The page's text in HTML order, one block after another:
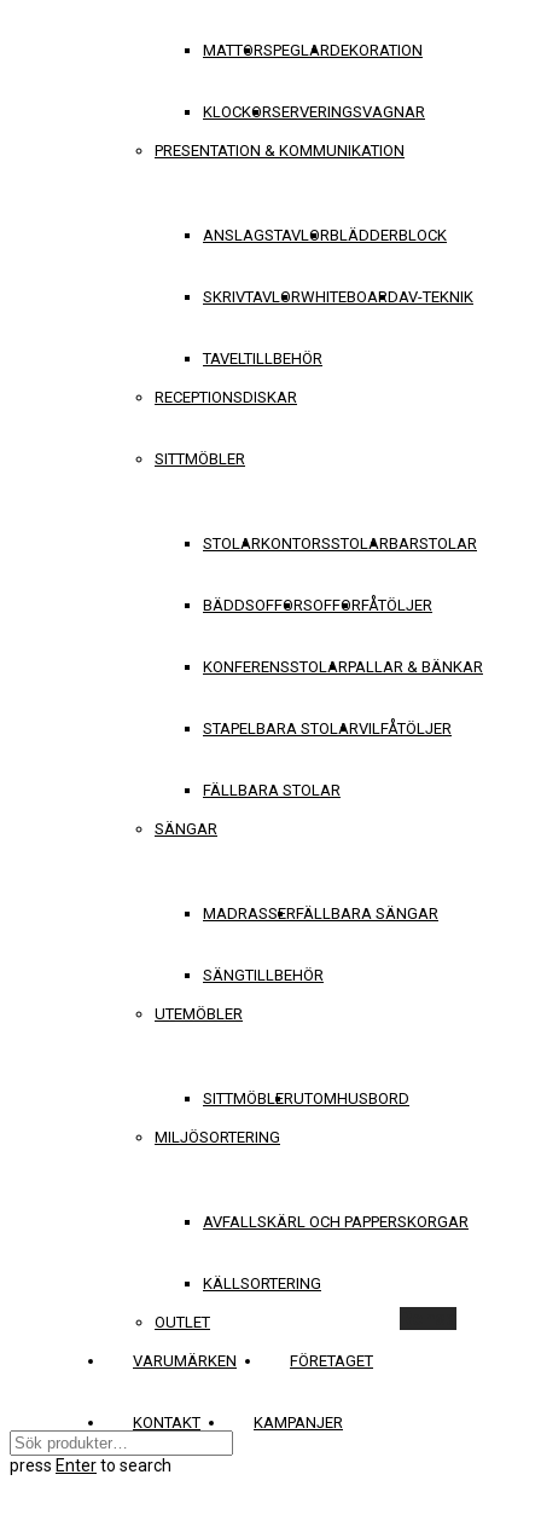
MATTORSPEGLARDEKORATION
KLOCKORSERVERINGSVAGNAR
PRESENTATION & KOMMUNIKATION
ANSLAGSTAVLORBLÄDDERBLOCK
SKRIVTAVLORWHITEBOARDAV-TEKNIK
TAVELTILLBEHÖR
RECEPTIONSDISKAR
SITTMÖBLER
STOLARKONTORSSTOLARBARSTOLAR
BÄDDSOFFORSOFFORFÅTÖLJER
KONFERENSSTOLARPALLAR & BÄNKAR
STAPELBARA STOLARVILFÅTÖLJER
FÄLLBARA STOLAR
SÄNGAR
MADRASSERFÄLLBARA SÄNGAR
SÄNGTILLBEHÖR
UTEMÖBLER
SITTMÖBLERUTOMHUSBORD
MILJÖSORTERING
AVFALLSKÄRL OCH PAPPERSKORGAR
KÄLLSORTERING
OUTLET
VARUMÄRKEN FÖRETAGET
KONTAKT KAMPANJER
press Enterto search